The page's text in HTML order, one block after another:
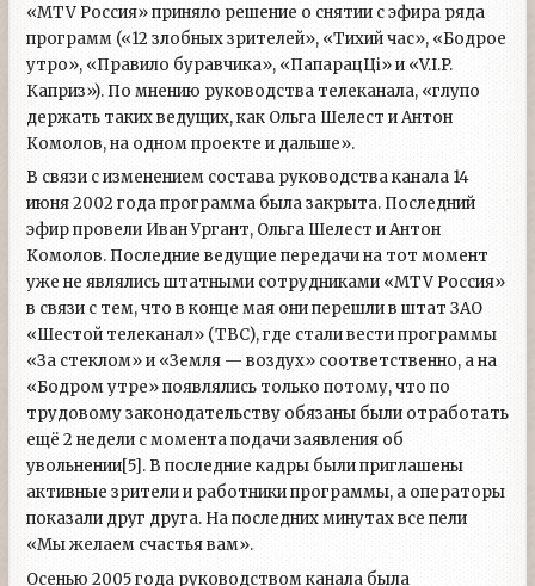
«MTV Россия» приняло решение о снятии с эфира ряда
программ («12 злобных зрителей», «Тихий час», «Бодрое
утро», «Правило буравчика», «ПапарацЦі» и «V.I.P.
Каприз»). По мнению руководства телеканала, «глупо
держать таких ведущих, как Ольга Шелест и Антон
Комолов, на одном проекте и дальше».
В связи с изменением состава руководства канала 14
июня 2002 года программа была закрыта. Последний
эфир провели Иван Ургант, Ольга Шелест и Антон
Комолов. Последние ведущие передачи на тот момент
уже не являлись штатными сотрудниками «MTV Россия»
в связи с тем, что в конце мая они перешли в штат ЗАО
«Шестой телеканал» (ТВС), где стали вести программы
«За стеклом» и «Земля — воздух» соответственно, а на
«Бодром утре» появлялись только потому, что по
трудовому законодательству обязаны были отработать
ещё 2 недели с момента подачи заявления об
увольнении[5]. В последние кадры были приглашены
активные зрители и работники программы, а операторы
показали друг друга. На последних минутах все пели
«Мы желаем счастья вам».
Осенью 2005 года руководством канала была